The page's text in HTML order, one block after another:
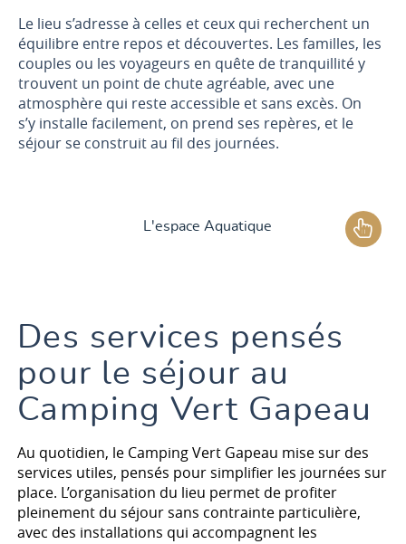
Le lieu s’adresse à celles et ceux qui recherchent un
équilibre entre repos et découvertes. Les familles, les
couples ou les voyageurs en quête de tranquillité y
trouvent un point de chute agréable, avec une
atmosphère qui reste accessible et sans excès. On
s’y installe facilement, on prend ses repères, et le
séjour se construit au fil des journées.
L'espace Aquatique
Les infos pratiques
Des services pensés
pour le séjour au
Camping Vert Gapeau
Au quotidien, le Camping Vert Gapeau mise sur des
services utiles, pensés pour simplifier les journées sur
place. L’organisation du lieu permet de profiter
pleinement du séjour sans contrainte particulière,
avec des installations qui accompagnent les